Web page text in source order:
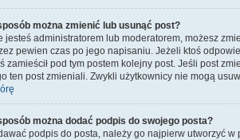
można zmienić lub usunąć post?
jesteś administratorem lub moderatorem, możesz
pewien czas po jego napisaniu. Jeżeli ktoś
zamieścił pod tym postem kolejny post. Jeśli post
ten post zmieniali. Zwykli użytkownicy nie mogą
można dodać podpis do swojego posta?
podpis do posta, należy go najpierw utworzyć